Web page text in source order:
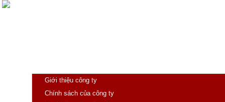
Giới thiệu công ty
Chính sách của công ty